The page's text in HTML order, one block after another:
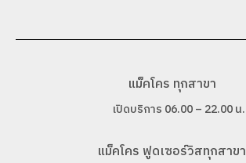
แม็คโคร ทุกสาขา
เปิดบริการ 06.00 – 22.00 น.
แม็คโคร ฟูดเซอร์วิสทุกสาขา